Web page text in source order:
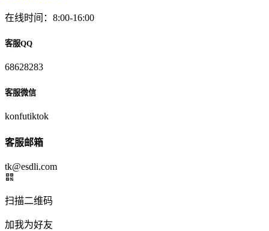
在线时间：8:00-16:00
客服QQ
68628283
客服微信
konfutiktok
客服邮箱
tk@esdli.com
扫描二维码
加我为好友